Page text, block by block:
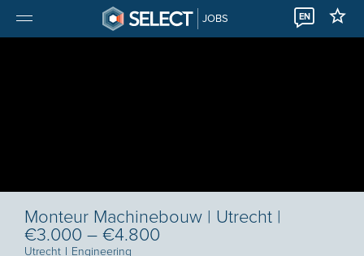
JOBS EN
Monteur Machinebouw | Utrecht |
€3.000 – €4.800
Utrecht I Engineering